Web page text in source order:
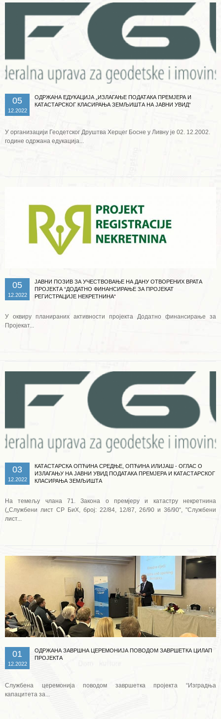
05
12.2022
ОДРЖАНА ЕДУКАЦИЈА „ИЗЛАГАЊЕ ПОДАТАКА ПРЕМЈЕРА И
КАТАСТАРСКОГ КЛАСИРАЊА ЗЕМЉИШТА НА ЈАВНИ УВИД“
У организацији Геодетског Друштва Херцег Босне у Ливну је 02. 12.2002.
године одржана едукација...
05
12.2022
ЈАВНИ ПОЗИВ ЗА УЧЕСТВОВАЊЕ НА ДАНУ ОТВОРЕНИХ ВРАТА
ПРОЈЕКТА “ДОДАТНО ФИНАНСИРАЊЕ ЗА ПРОЈЕКАТ
РЕГИСТРАЦИЈЕ НЕКРЕТНИНА“
У оквиру планираних активности пројекта Додатно финансирање за
Пројекат...
03
12.2022
КАТАСТАРСКА ОПЋИНА СРЕДЊЕ, ОПЋИНА ИЛИЈАШ - ОГЛАС О
ИЗЛАГАЊУ НА ЈАВНИ УВИД ПОДАТАКА ПРЕМЈЕРА И КАТАСТАРСКОГ
КЛАСИРАЊА ЗЕМЉИШТА
На темељу члана 71. Закона о премјеру и катастру некретнина
(„Службени лист СР БиХ, број: 22/84, 12/87, 26/90 и 36/90“, "Службени
лист...
01
12.2022
ОДРЖАНА ЗАВРШНА ЦЕРЕМОНИЈА ПОВОДОМ ЗАВРШЕТКА ЦИЛАП
ПРОЈЕКТА
Службена церемонија поводом завршетка пројекта “Изградња
капацитета за...